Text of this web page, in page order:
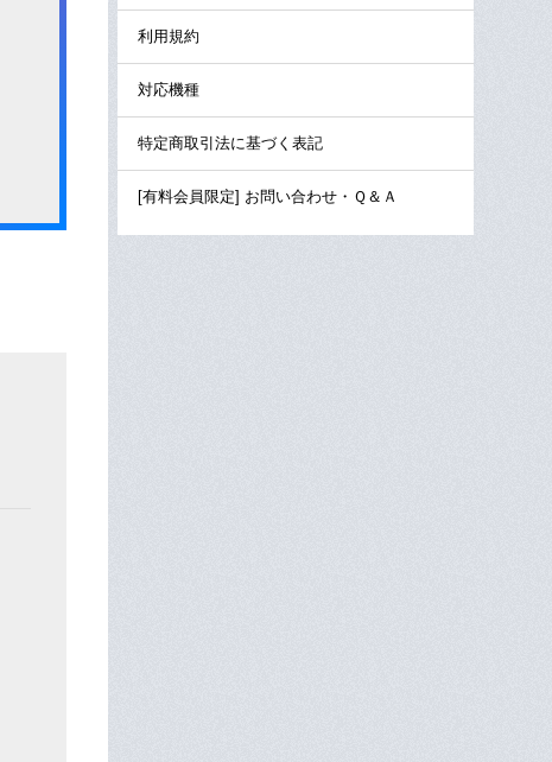
利用規約
対応機種
特定商取引法に基づく表記
[有料会員限定] お問い合わせ・Ｑ＆Ａ